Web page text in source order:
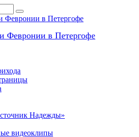
Февронии в Петергофе
Надежды»
видеоклипы